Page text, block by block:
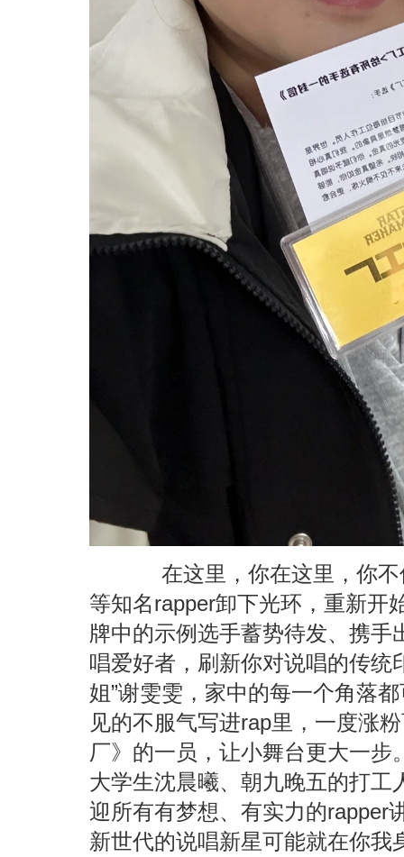
在这里，你在这里，你不
等知名rapper卸下光环，重新开
牌中的示例选手蓄势待发、携
唱爱好者，刷新你对说唱的传统
姐”谢雯雯，家中的每一个角落
见的不服气写进rap里，一度涨
厂》的一员，让小舞台更大一
大学生沈晨曦、朝九晚五的打工
迎所有有梦想、有实力的rapper
新世代的说唱新星可能就在你我